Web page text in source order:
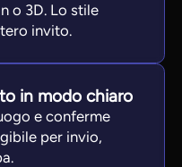
o 3D. Lo stile
invito.
in modo chiaro
e conferme
per invio,